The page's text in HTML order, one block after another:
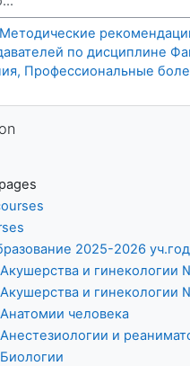
Методические
по дисциплине
Профессиональные
2025-2026 уч.год
Акушерства и гинекологии
Акушерства и гинекологии
Анатомии человека
Анестезиологии и
Биологии